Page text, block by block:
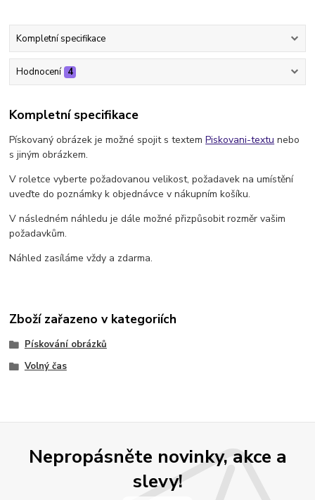
Kompletní specifikace
Hodnocení 4
Kompletní specifikace
Pískovaný obrázek je možné spojit s textemPiskovani-textu nebo
s jiným obrázkem.
V roletce vyberte požadovanou velikost, požadavek na umístění
uveďte do poznámky k objednávce v nákupním košíku.
V následném náhledu je dále možné přizpůsobit rozměr vašim
požadavkům.
Náhled zasíláme vždy a zdarma.
Zboží zařazeno v kategoriích
Pískování obrázků
Volný čas
Nepropásněte novinky, akce a
slevy!